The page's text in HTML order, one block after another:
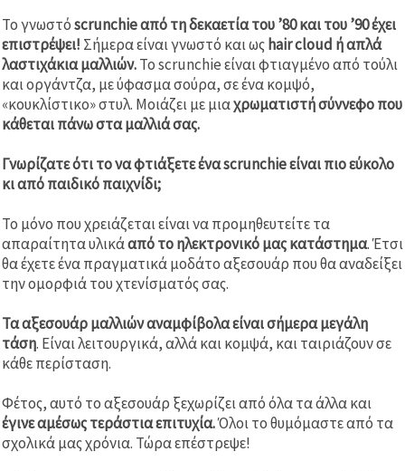
Το γνωστόscrunchie από τη δεκαετία του ’80 και του ’90 έχει
επιστρέψει! Σήμερα είναι γνωστό και ωςhair cloud ή απλά
λαστιχάκια μαλλιών.Το scrunchie είναι φτιαγμένο από τούλι
και οργάντζα, με ύφασμα σούρα, σε ένα κομψό,
«κουκλίστικο» στυλ. Μοιάζει με μιαχρωματιστή σύννεφο που
κάθεται πάνω στα μαλλιά σας.
Γνωρίζατε ότι το να φτιάξετε ένα scrunchie είναι πιο εύκολο
κι από παιδικό παιχνίδι;
Το μόνο που χρειάζεται είναι να προμηθευτείτε τα
απαραίτητα υλικάαπό το ηλεκτρονικό μας κατάστημα. Έτσι
θα έχετε ένα πραγματικά μοδάτο αξεσουάρ που θα αναδείξει
την ομορφιά του χτενίσματός σας.
Τα αξεσουάρ μαλλιών αναμφίβολα είναι σήμερα μεγάλη
τάση. Είναι λειτουργικά, αλλά και κομψά, και ταιριάζουν σε
κάθε περίσταση.
Φέτος, αυτό το αξεσουάρ ξεχωρίζει από όλα τα άλλα και
έγινε αμέσως τεράστια επιτυχία.Όλοι το θυμόμαστε από τα
σχολικά μας χρόνια. Τώρα επέστρεψε!